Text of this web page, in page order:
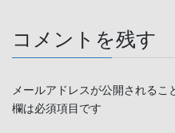
コメントを残す
メールアドレスが公開されるこ
欄は必須項目です